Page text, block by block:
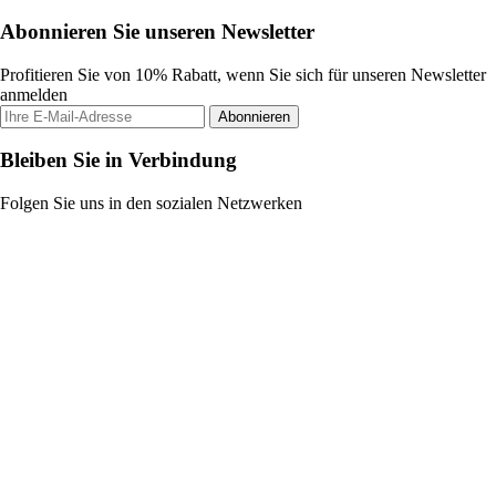
Abonnieren Sie unseren Newsletter
Profitieren Sie von 10% Rabatt, wenn Sie sich für unseren Newsletter
anmelden
Abonnieren
Bleiben Sie in Verbindung
Folgen Sie uns in den sozialen Netzwerken